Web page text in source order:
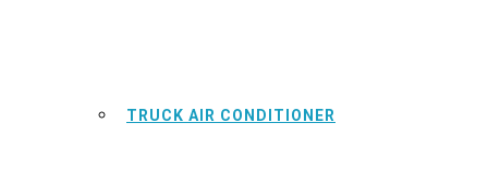
TRUCK AIR CONDITIONER